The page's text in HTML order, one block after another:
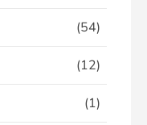
(54)
(12)
(1)